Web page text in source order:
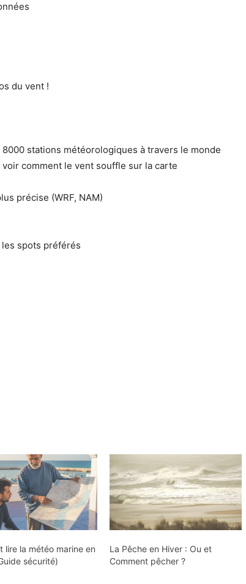
du vent !
stations météorologiques à travers le monde
comment le vent souffle sur la carte
précise (WRF, NAM)
spots préférés
lire la météo marine en
sécurité)
La Pêche en Hiver : Ou et
Comment pêcher ?